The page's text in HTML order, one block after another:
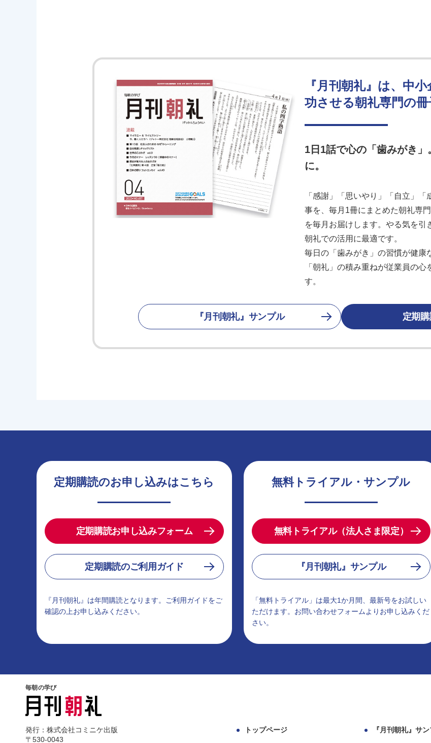
『月刊朝礼』は、中
功させる朝礼専門の冊
1日1話で心の「歯みがき
に。
「感謝」「思いやり」「自立」
事を、毎月1冊にまとめた朝礼専
を毎月お届けします。やる気を引
朝礼での活用に最適です。
毎日の「歯みがき」の習慣が健康
「朝礼」の積み重ねが従業員の
す。
『月刊朝礼』サンプル 定期
定期購読のお申し込みはこちら
定期購読お申し込みフォーム
定期購読のご利用ガイド
『月刊朝礼』は年間購読となります。ご利用ガイドをご
確認の上お申し込みください。
無料トライアル・サンプル
無料トライアル（法人さま限定）
『月刊朝礼』サンプル
「無料トライアル」は最大1か月間、最新号をお試しい
ただけます。お問い合わせフォームよりお申し込みくだ
さい。
毎朝の学び
発行：株式会社コミニケ出版
〒530-0043
トップページ 『月刊朝礼』サ